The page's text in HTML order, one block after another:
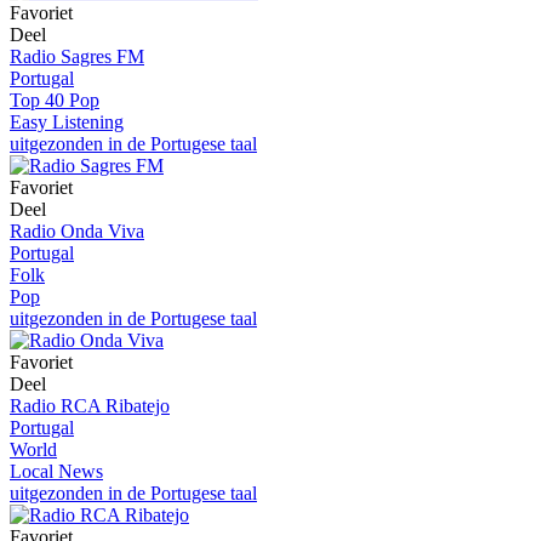
Favoriet
Deel
Radio Sagres FM
Portugal
Top 40 Pop
Easy Listening
uitgezonden in de Portugese taal
Favoriet
Deel
Radio Onda Viva
Portugal
Folk
Pop
uitgezonden in de Portugese taal
Favoriet
Deel
Radio RCA Ribatejo
Portugal
World
Local News
uitgezonden in de Portugese taal
Favoriet